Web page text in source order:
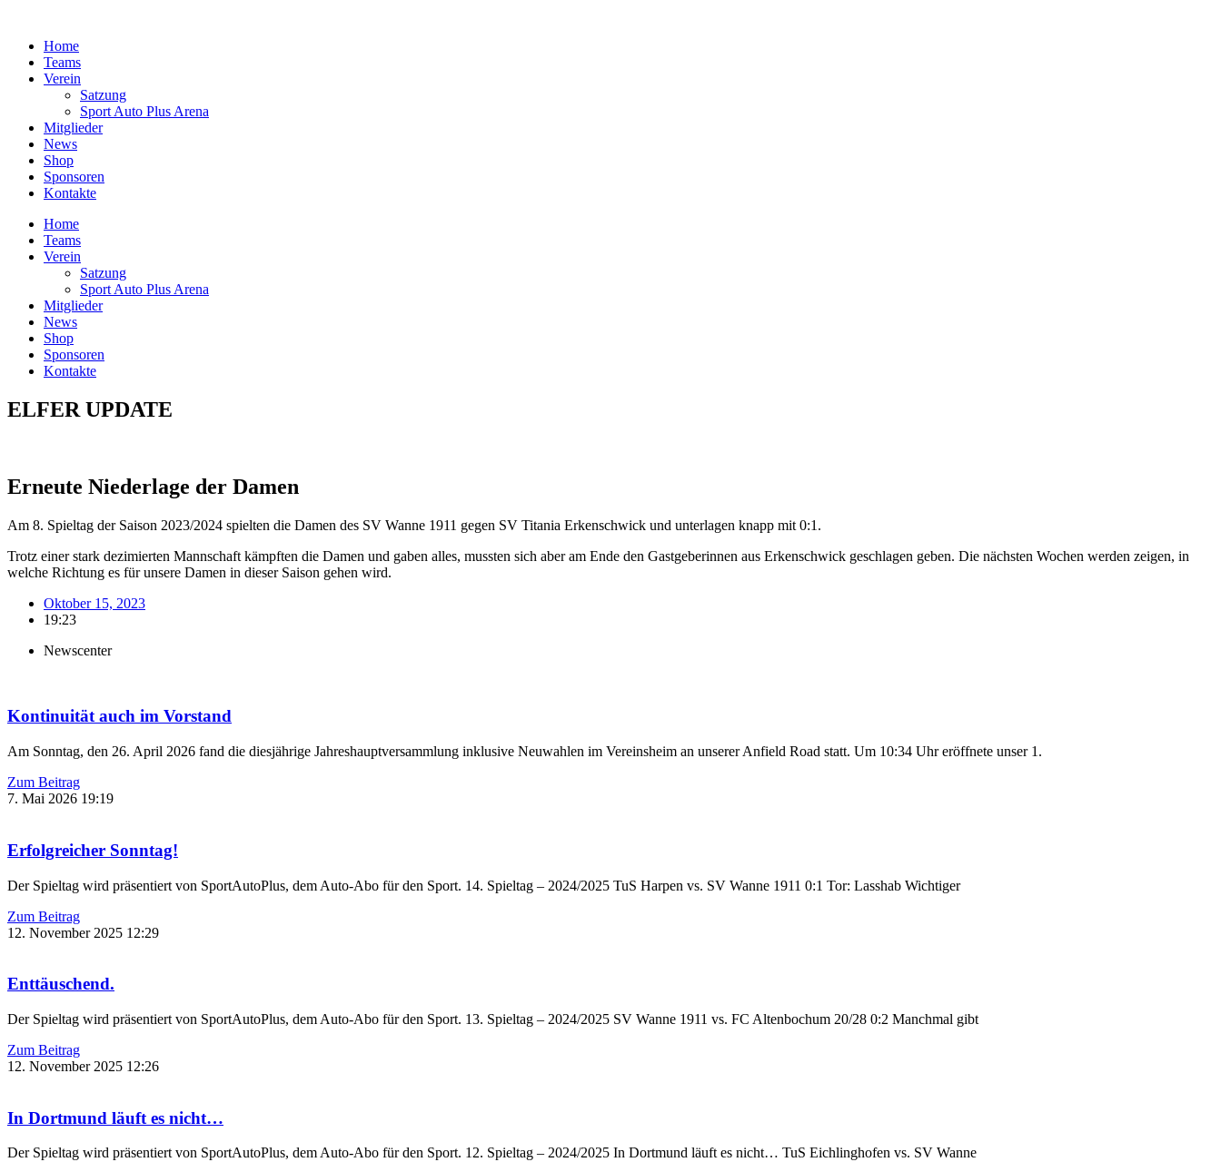
springenHome
Teams
Verein
Satzung
Sport Auto Plus Arena
Mitglieder
News
Shop
Sponsoren
Kontakte
Home
Teams
Verein
Satzung
Sport Auto Plus Arena
Mitglieder
News
Shop
Sponsoren
Kontakte
ELFER UPDATE
Erneute Niederlage der Damen
Am 8. Spieltag der Saison 2023/2024 spielten die Damen des SV Wanne 1911 gegen SV Titania Erkenschwick und unterlagen knapp mit 0:1.
Trotz einer stark dezimierten Mannschaft kämpften die Damen und gaben alles, mussten sich aber am Ende den Gastgeberinnen aus Erkenschwick geschlagen geben. Die nächsten Wochen werden zeigen, in
welche Richtung es für unsere Damen in dieser Saison gehen wird.
Oktober 15, 2023
19:23
Newscenter
Kontinuität auch im Vorstand
Am Sonntag, den 26. April 2026 fand die diesjährige Jahreshauptversammlung inklusive Neuwahlen im Vereinsheim an unserer Anfield Road statt. Um 10:34 Uhr eröffnete unser 1.
Zum Beitrag
7. Mai 2026 19:19
Erfolgreicher Sonntag!
Der Spieltag wird präsentiert von SportAutoPlus, dem Auto-Abo für den Sport. 14. Spieltag – 2024/2025 TuS Harpen vs. SV Wanne 1911 0:1 Tor: Lasshab Wichtiger
Zum Beitrag
12. November 2025 12:29
Enttäuschend.
Der Spieltag wird präsentiert von SportAutoPlus, dem Auto-Abo für den Sport. 13. Spieltag – 2024/2025 SV Wanne 1911 vs. FC Altenbochum 20/28 0:2 Manchmal gibt
Zum Beitrag
12. November 2025 12:26
In Dortmund läuft es nicht…
Der Spieltag wird präsentiert von SportAutoPlus, dem Auto-Abo für den Sport. 12. Spieltag – 2024/2025 In Dortmund läuft es nicht… TuS Eichlinghofen vs. SV Wanne